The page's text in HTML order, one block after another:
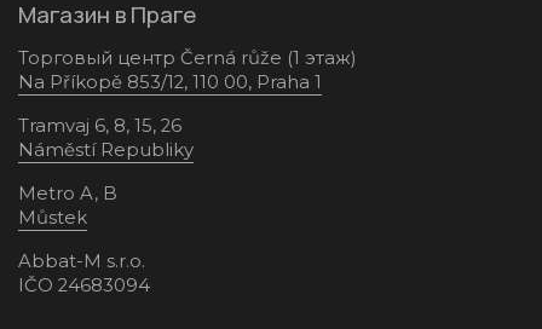
Магазин в Праге
Торговый центр Černá růže (1 этаж)
Na Příkopě 853/12, 110 00, Praha 1
Tramvaj 6, 8, 15, 26
Náměstí Republiky
Metro A, B
Můstek
Abbat-M s.r.o.
IČO 24683094